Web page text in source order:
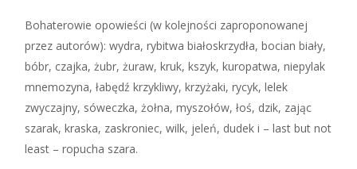
Bohaterowie opowieści (w kolejności zaproponowanej
przez autorów): wydra, rybitwa białoskrzydła, bocian biały,
bóbr, czajka, żubr, żuraw, kruk, kszyk, kuropatwa, niepylak
mnemozyna, łabędź krzykliwy, krzyżaki, rycyk, lelek
zwyczajny, sóweczka, żołna, myszołów, łoś, dzik, zając
szarak, kraska, zaskroniec, wilk, jeleń, dudek i – last but not
least – ropucha szara.